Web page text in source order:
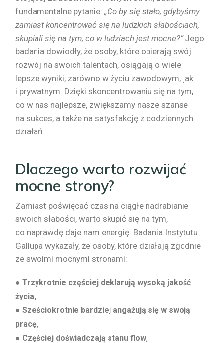
fundamentalne pytanie:„Co by się stało, gdybyśmy
zamiast koncentrować się na ludzkich słabościach,
skupiali się na tym, co w ludziach jest mocne?”Jego
badania dowiodły, że osoby, które opierają swój
rozwój na swoich talentach, osiągają o wiele
lepsze wyniki, zarówno w życiu zawodowym, jak
i prywatnym. Dzięki skoncentrowaniu się na tym,
co w nas najlepsze, zwiększamy nasze szanse
na sukces, a także na satysfakcję z codziennych
działań.
Dlaczego warto rozwijać
mocne strony?
Zamiast poświęcać czas na ciągłe nadrabianie
swoich słabości, warto skupić się na tym,
co naprawdę daje nam energię. Badania Instytutu
Gallupa wykazały, że osoby, które działają zgodnie
ze swoimi mocnymi stronami:
●Trzykrotnie częściej deklarują wysoką jakość
życia,
● Sześciokrotnie bardziej angażują się w swoją
pracę,
● Częściej doświadczają stanu flow,